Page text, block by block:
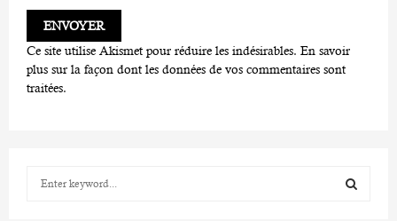
Ce site utilise Akismet pour réduire les indésirables. En savoir
plus sur la façon dont les données de vos commentaires sont
traitées.